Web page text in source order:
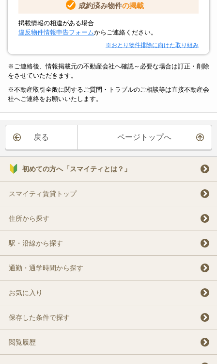
成約済み物件の掲載
掲載情報の相違がある場合
違反物件情報申告フォームからご連絡ください。
※おとり物件排除に向けた取り組み
※ご連絡後、情報掲載元の不動産会社へ確認～必要な場合は訂正・削除
をさせていただきます。
※不動産取引全般に関するご質問・トラブルのご相談等は直接不動産会
社へご連絡をお願いいたします。
戻る ページトップへ
初めての方へ「スマイティとは？」
スマイティ賃貸トップ
住所から探す
駅・沿線から探す
通勤・通学時間から探す
お気に入り
保存した条件で探す
閲覧履歴